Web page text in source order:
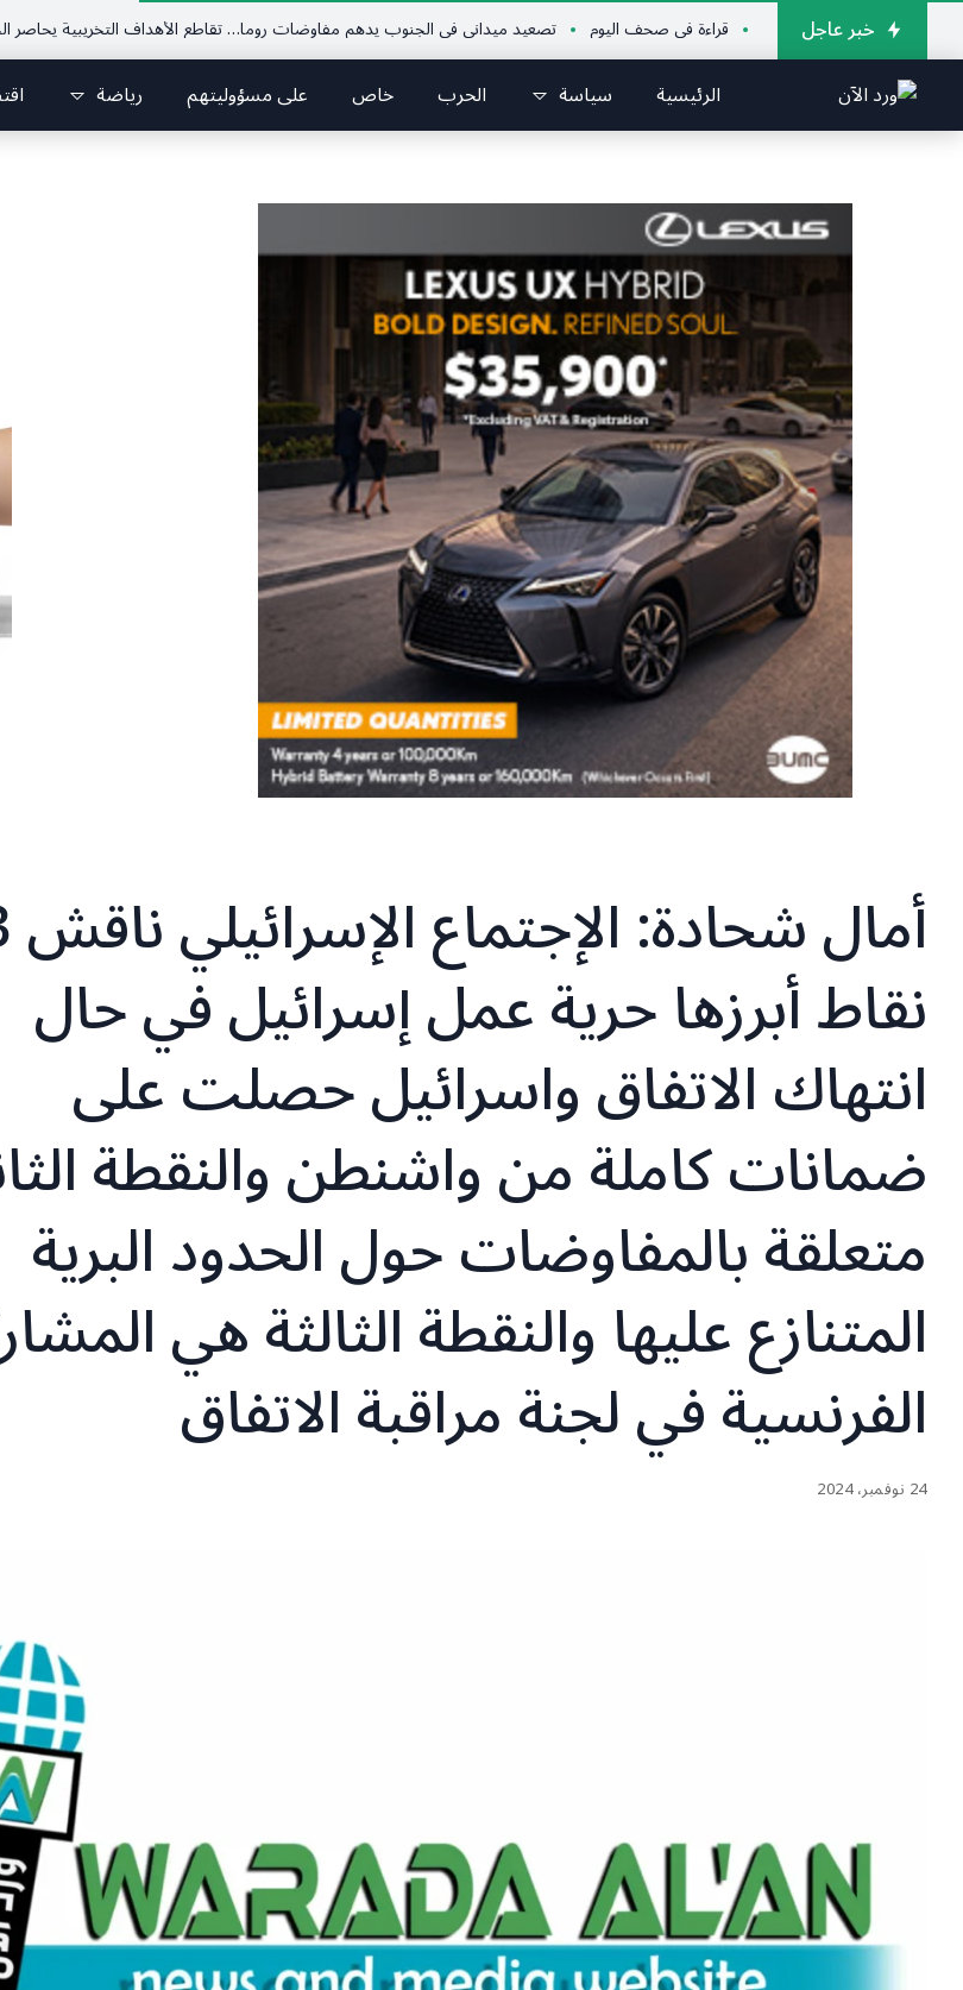
خبر عاجل قراءة في صحف اليوم تصعيد ميداني في الجنوب يدهم مفاوضات روما… تقاطع الأهداف التخريبية يحاصر الجانب
الرئيسية سياسة الحرب خاص على مسؤوليتهم رياضة
أمال
نقاط أبرزها حرية عمل إسرائيل في حال
انتهاك الاتفاق واسرائيل حصلت على
ضمانات كاملة من واشنطن والنقطة
متعلقة بالمفاوضات حول الحدود البرية
المتنازع عليها والنقطة الثالثة هي
الفرنسية في لجنة مراقبة الاتفاق
24 نوفمبر، 2024